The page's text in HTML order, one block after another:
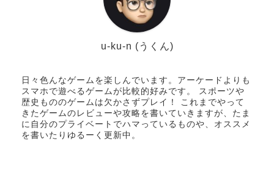
u-ku-n (うくん)
日々色んなゲームを楽しんでいます。アーケードよりも
スマホで遊べるゲームが比較的好みです。 スポーツや
歴史もののゲームは欠かさずプレイ！ これまでやって
きたゲームのレビューや攻略を書いていきますが、たま
に自分のプライベートでハマっているものや、オススメ
を書いたりゆるーく更新中。